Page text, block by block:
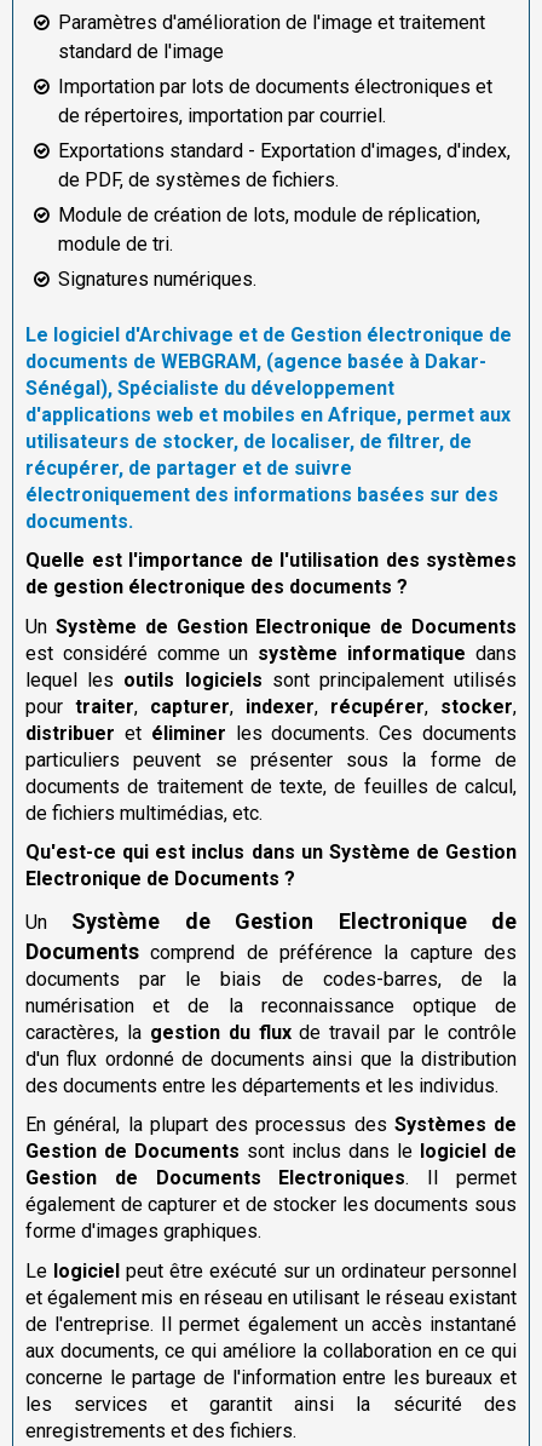
Paramètres d'amélioration de l'image et traitement
standard de l'image
Importation par lots de documents électroniques et
de répertoires, importation par courriel.
Exportations standard - Exportation d'images, d'index,
de PDF, de systèmes de fichiers.
Module de création de lots, module de réplication,
module de tri.
Signatures numériques.
Le logiciel d'Archivage et de Gestion électronique de
documents de WEBGRAM, (agence basée à Dakar-
Sénégal), Spécialiste du développement
d'applications web et mobiles en Afrique, permet aux
utilisateurs de stocker, de localiser, de filtrer, de
récupérer, de partager et de suivre
électroniquement des informations basées sur des
documents.
Quelle est l'importance de l'utilisation des systèmes
de gestion électronique des documents ?
Un Système de Gestion Electronique de Documents
est considéré comme un système informatique dans
lequel les outils logiciels sont principalement utilisés
pour traiter, capturer, indexer, récupérer, stocker,
distribuer et éliminer les documents. Ces documents
particuliers peuvent se présenter sous la forme de
documents de traitement de texte, de feuilles de calcul,
de fichiers multimédias, etc.
Qu'est-ce qui est inclus dans un Système de Gestion
Electronique de Documents ?
Un Système de Gestion Electronique de
Documents comprend de préférence la capture des
documents par le biais de codes-barres, de la
numérisation et de la reconnaissance optique de
caractères, la gestion du fluxde travail par le contrôle
d'un flux ordonné de documents ainsi que la distribution
des documents entre les départements et les individus.
En général, la plupart des processus des Systèmes de
Gestion de Documents sont inclus dans le logiciel de
Gestion de Documents Electroniques. Il permet
également de capturer et de stocker les documents sous
forme d'images graphiques.
Le logiciel peut être exécuté sur un ordinateur personnel
et également mis en réseau en utilisant le réseau existant
de l'entreprise. Il permet également un accès instantané
aux documents, ce qui améliore la collaboration en ce qui
concerne le partage de l'information entre les bureaux et
les services et garantit ainsi la sécurité des
enregistrements et des fichiers.